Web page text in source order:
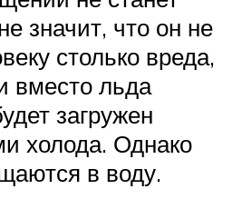
значит, что он не
столько вреда,
вместо льда
загружен
холода. Однако
в воду.